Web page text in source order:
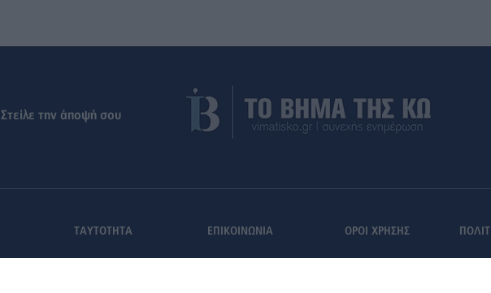
Στείλε την άποψή σου
ΤΑΥΤΟΤΗΤΑ ΕΠΙΚΟΙΝΩΝΙΑ ΟΡΟΙ ΧΡΗΣΗΣ